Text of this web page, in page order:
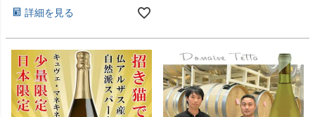
詳細を見る